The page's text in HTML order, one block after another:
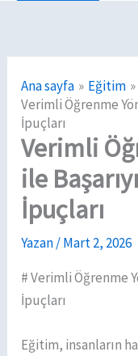
Ana sayfa
Eğitim
Verimli Öğrenme
İpuçları
Verimli
ile
İpuçları
Yazan/Mart 2, 2026
# Verimli Öğrenme
İpuçları
Eğitim, insanların